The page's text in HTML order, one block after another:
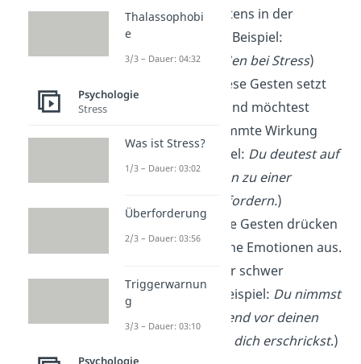
Du hast sie meistens in der
Kindheit erlernt (Beispiel:
Fingernägel-Beißen bei Stress)
: Diese Gesten setzt
du bewusst ein und möchtest
damit eine bestimmte Wirkung
erzeugen (Beispiel: Du deutest auf
jemanden, um ihn zu einer
Handlung aufzufordern.)
Affektgesten
: Die Gesten drücken
unwillkürlich deine Emotionen aus.
Du kannst sie nur schwer
kontrollieren. (Beispiel: Du nimmst
die Arme schützend vor deinen
Körper, wenn du dich erschrickst.)
Thalassophobi
e
3/3 – Dauer: 04:32
Psychologie
Stress
Was ist Stress?
1/3 – Dauer: 03:02
Überforderung
2/3 – Dauer: 03:56
Triggerwarnun
g
3/3 – Dauer: 03:10
Psychologie